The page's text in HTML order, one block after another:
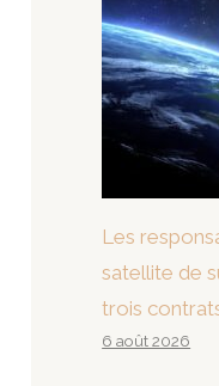
Les
satellite de
trois
6 août 2026